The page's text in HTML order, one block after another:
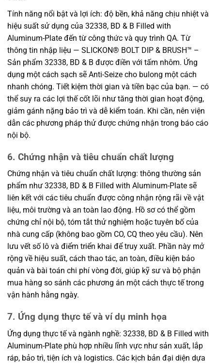
Tính năng nổi bật và lợi ích: độ bền, khả năng chịu nhiệt và
hiệu suất sử dụng của 32338, BD & B Filled with
Aluminum-Plate đến từ công thức và quy trình QA. Từ
thông tin nhập liệu — SLICKON® BOLT DIP & BRUSH™ –
Sản phẩm 32338, BD & B được điền với tấm nhôm. Ứng
dụng một cách sạch sẽ Anti-Seize cho bulong một cách
nhanh chóng. Tiết kiệm thời gian và tiền bạc của bạn. — có
thể suy ra các lợi thế cốt lõi như tăng thời gian hoạt động,
giảm gánh nặng bảo trì và dễ kiểm toán. Khi cần, nên viện
dẫn các phương pháp thử được chứng nhận trong báo cáo
nội bộ.
6. Chứng nhận và tiêu chuẩn chất lượng
Chứng nhận và tiêu chuẩn chất lượng: thông thường sản
phẩm như 32338, BD & B Filled with Aluminum-Plate sẽ
liên kết với các tiêu chuẩn được công nhận rộng rãi về vật
liệu, môi trường và an toàn lao động. Hồ sơ có thể gồm
chứng chỉ nội bộ, tóm tắt thử nghiệm hoặc tuyên bố của
nhà cung cấp (không bao gồm CO, CQ theo yêu cầu). Nên
lưu vết số lô và điểm triển khai để truy xuất. Phần này mở
rộng về hiệu suất, cách thao tác, an toàn, điều kiện bảo
quản và bài toán chi phí vòng đời, giúp kỹ sư và bộ phận
mua hàng so sánh các phương án một cách thực tế trong
vận hành hằng ngày.
7. Ứng dụng thực tế và ví dụ minh họa
Ứng dụng thực tế và ngành nghề: 32338, BD & B Filled with
Aluminum-Plate phù hợp nhiều lĩnh vực như sản xuất, lắp
ráp, bảo trì, tiện ích và logistics. Các kịch bản đại diện dựa